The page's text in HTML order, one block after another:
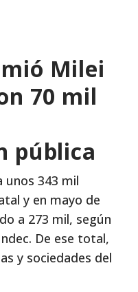
Milei
70 mil
pública
unos 343 mil
y en mayo de
a 273 mil, según
De ese total,
y sociedades del